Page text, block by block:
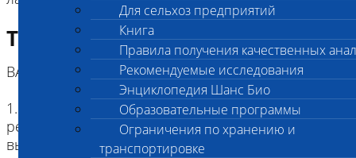
Для сельхоз предприятий
Книга
Правила получения качественных
Рекомендуемые исследования
Энциклопедия Шанс Био
Образовательные программы
Ограничения по хранению и
транспортировке
Требование к биоматериалу
ВАЖНО!
1. Чтобы избежать ложноположительных
результатов необходимо после вакцинации
выдержать 2-3 недели перед сдачей анализа.